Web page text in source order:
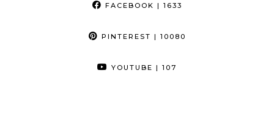
FACEBOOK | 1633
PINTEREST | 10080
YOUTUBE | 107